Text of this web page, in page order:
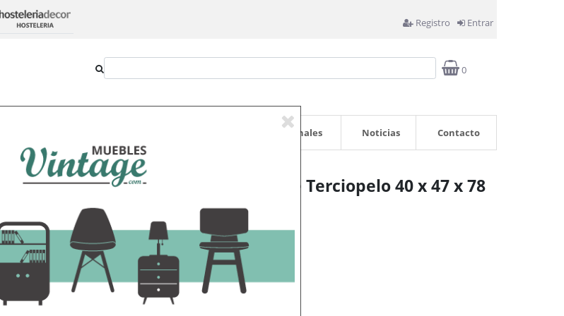
Registro Entrar
0
Profesionales Noticias Contacto
Silla Niel Black Asiento de Terciopelo 40 x 47 x 78
cm
55,15 €
- + Añadir al carrito
Ver opciones
IVA incluido en el precio
Transporte:
14,52€